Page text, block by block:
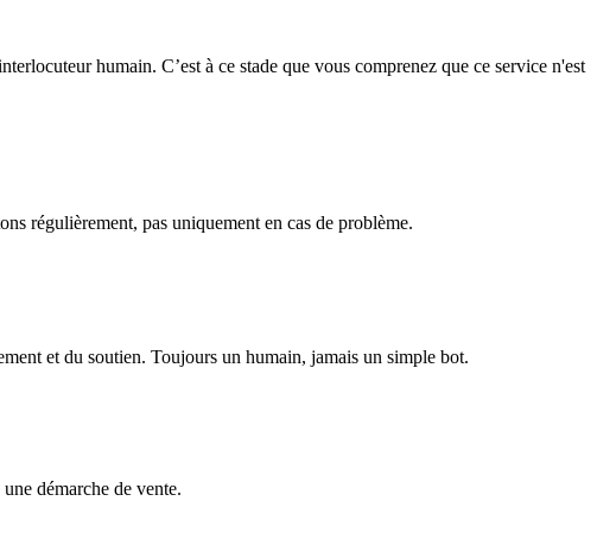
humain. C’est à ce stade que vous comprenez que ce service n'est
régulièrement, pas uniquement en cas de problème.
et du soutien. Toujours un humain, jamais un simple bot.
démarche de vente.